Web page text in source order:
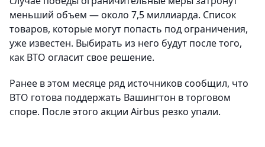
меньший объем — около 7,5 миллиарда. Список
товаров, которые могут попасть под ограничения,
уже известен. Выбирать из него будут после того,
как ВТО огласит свое решение.
Ранее в этом месяце ряд источников сообщил, что
ВТО готова поддержать Вашингтон в торговом
споре. После этого акции Airbus резко упали.